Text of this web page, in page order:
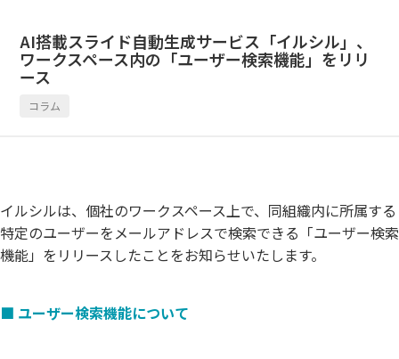
AI搭載スライド自動生成サービス「イルシル」、
ワークスペース内の「ユーザー検索機能」をリリ
ース
コラム
イルシルは、個社のワークスペース上で、同組織内に所属する
特定のユーザーをメールアドレスで検索できる「ユーザー検索
機能」をリリースしたことをお知らせいたします。
■ ユーザー検索機能について